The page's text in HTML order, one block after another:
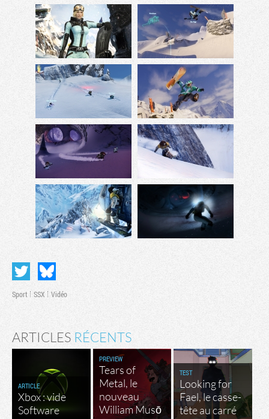
Sport SSX Vidéo
ARTICLES RÉCENTS
ARTICLE
Xbox : vide
Software
PREVIEW
Tears of
Metal, le
nouveau
William Musō
TEST
Looking for
Fael, le casse-
tête au carré